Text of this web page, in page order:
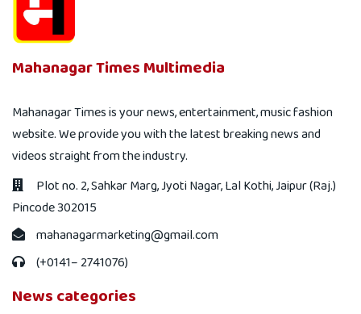
Mahanagar Times Multimedia
Mahanagar Times is your news, entertainment, music fashion
website. We provide you with the latest breaking news and
videos straight from the industry.
Plot no. 2, Sahkar Marg, Jyoti Nagar, Lal Kothi, Jaipur (Raj.)
Pincode 302015
mahanagarmarketing@gmail.com
(+0141– 2741076)
News categories